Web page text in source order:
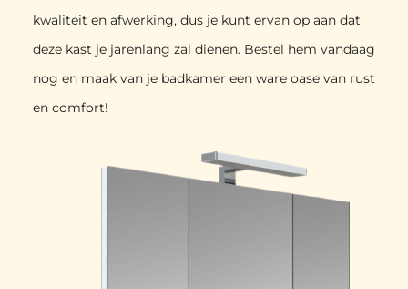
kwaliteit en afwerking, dus je kunt ervan op aan dat
deze kast je jarenlang zal dienen. Bestel hem vandaag
nog en maak van je badkamer een ware oase van rust
en comfort!